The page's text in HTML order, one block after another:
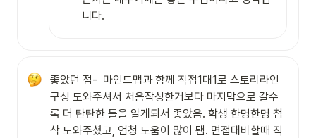
니다.
좋았던 점-  마인드맵과 함께 직접1대1로 스토리라인
구성 도와주셔서 처음작성한거보다 마지막으로 갈수
록 더 탄탄한 틀을 알게되서 좋았음. 학생 한명한명 첨
삭 도와주셨고, 엄청 도움이 많이 됌. 면접대비할때 직